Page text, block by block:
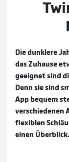
Die dunklere
das Zuhause
geeignet sind
Denn sie sind
App bequem
verschiedenen
flexiblen
einen Überblick.